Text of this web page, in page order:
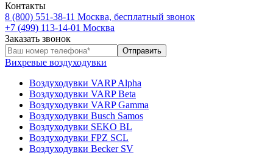
Контакты
8 (800) 551-38-11 Москва, бесплатный звонок
+7 (499) 113-14-01 Москва
Заказать звонок
Вихревые воздуходувки
Воздуходувки VARP Alpha
Воздуходувки VARP Beta
Воздуходувки VARP Gamma
Воздуходувки Busch Samos
Воздуходувки SEKO BL
Воздуходувки FPZ SCL
Воздуходувки Becker SV